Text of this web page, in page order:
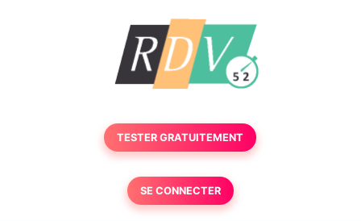
TESTER GRATUITEMENT
SE CONNECTER